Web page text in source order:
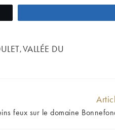
, VALLÉE DU
feux sur le domaine